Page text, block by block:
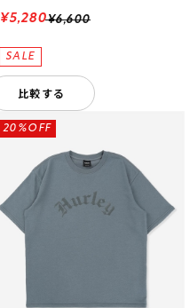
¥6,600
¥5,280
比較する
20%OFF